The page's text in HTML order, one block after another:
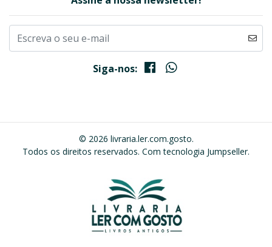
Siga-nos:
© 2026 livraria.ler.com.gosto.
Todos os direitos reservados. Com tecnologia Jumpseller.